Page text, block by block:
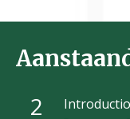
2